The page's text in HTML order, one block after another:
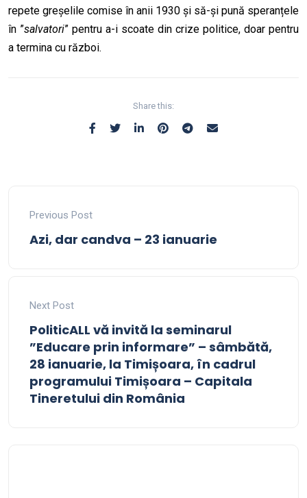
repete greșelile comise în anii 1930 și să-și pună speranțele
în ”salvatori” pentru a-i scoate din crize politice, doar pentru
a termina cu război.
Share this:
Previous Post
Azi, dar candva – 23 ianuarie
Next Post
PoliticALL vă invită la seminarul
”Educare prin informare” – sâmbătă,
28 ianuarie, la Timișoara, în cadrul
programului Timișoara – Capitala
Tineretului din România